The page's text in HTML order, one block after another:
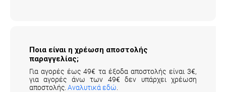
Ποια είναι η χρέωση αποστολής
παραγγελίας;
Για αγορές έως 49€ τα έξοδα αποστολής είναι 3€,
για αγορές άνω των 49€ δεν υπάρχει χρέωση
αποστολής. Αναλυτικά εδώ